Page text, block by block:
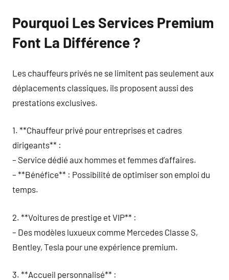
Pourquoi Les Services Premium
Font La Différence ?
Les chauffeurs privés ne se limitent pas seulement aux
déplacements classiques, ils proposent aussi des
prestations exclusives.
1. **Chauffeur privé pour entreprises et cadres
dirigeants** :
– Service dédié aux hommes et femmes d’affaires.
– **Bénéfice** : Possibilité de optimiser son emploi du
temps.
2. **Voitures de prestige et VIP** :
– Des modèles luxueux comme Mercedes Classe S,
Bentley, Tesla pour une expérience premium.
3. **Accueil personnalisé** :